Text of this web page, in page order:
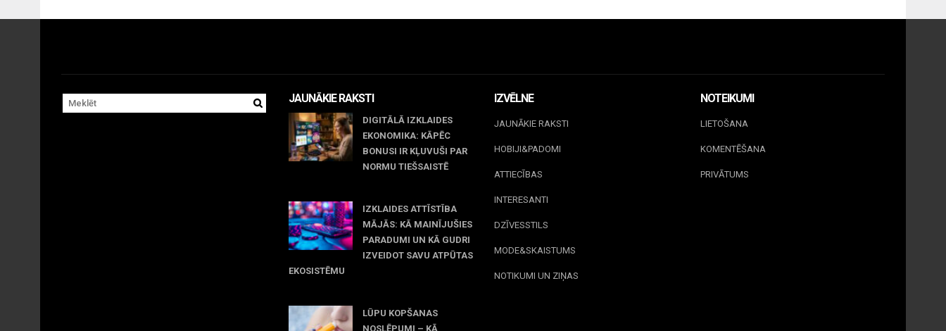
JAUNĀKIE RAKSTI
DIGITĀLĀ IZKLAIDES
EKONOMIKA: KĀPĒC
BONUSI IR KĻUVUŠI PAR
NORMU TIEŠSAISTĒ
IZKLAIDES ATTĪSTĪBA
MĀJĀS: KĀ MAINĪJUŠIES
PARADUMI UN KĀ GUDRI
IZVEIDOT SAVU ATPŪTAS
EKOSISTĒMU
LŪPU KOPŠANAS
NOSLĒPUMI – KĀ
IZVĒLNE
JAUNĀKIE RAKSTI
HOBIJI&PADOMI
ATTIECĪBAS
INTERESANTI
DZĪVESSTILS
MODE&SKAISTUMS
NOTIKUMI UN ZIŅAS
NOTEIKUMI
LIETOŠANA
KOMENTĒŠANA
PRIVĀTUMS